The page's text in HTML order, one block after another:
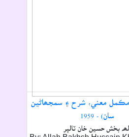
معني، شرح ۽ سمجھاڻين
سان) - 1959
بخش حسين خان ٽالپر